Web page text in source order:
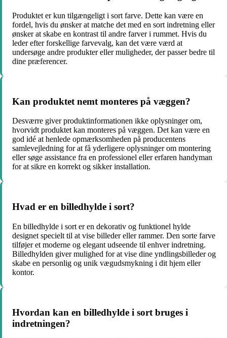
Produktet er kun tilgængeligt i sort farve. Dette kan være en
fordel, hvis du ønsker at matche det med en sort indretning eller
ønsker at skabe en kontrast til andre farver i rummet. Hvis du
leder efter forskellige farvevalg, kan det være værd at
undersøge andre produkter eller muligheder, der passer bedre til
dine præferencer.
Kan produktet nemt monteres på væggen?
Desværre giver produktinformationen ikke oplysninger om,
hvorvidt produktet kan monteres på væggen. Det kan være en
god idé at henlede opmærksomheden på producentens
samlevejledning for at få yderligere oplysninger om montering
eller søge assistance fra en professionel eller erfaren handyman
for at sikre en korrekt og sikker installation.
Hvad er en billedhylde i sort?
En billedhylde i sort er en dekorativ og funktionel hylde
designet specielt til at vise billeder eller rammer. Den sorte farve
tilføjer et moderne og elegant udseende til enhver indretning.
Billedhylden giver mulighed for at vise dine yndlingsbilleder og
skabe en personlig og unik vægudsmykning i dit hjem eller
kontor.
Hvordan kan en billedhylde i sort bruges i
indretningen?